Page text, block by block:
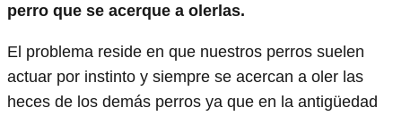
perro que se acerque a olerlas.
El problema reside en que nuestros perros suelen
actuar por instinto y siempre se acercan a oler las
heces de los demás perros ya que en la antigüedad